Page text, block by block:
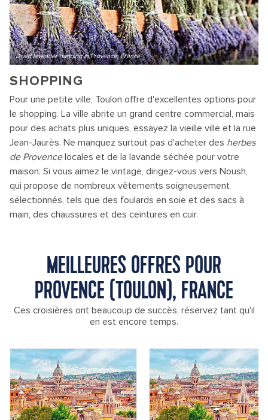
Dried lavender hanging in Provence, France
SHOPPING
Pour une petite ville, Toulon offre d'excellentes options pour
le shopping. La ville abrite un grand centre commercial, mais
pour des achats plus uniques, essayez la vieille ville et la rue
Jean-Jaurès. Ne manquez surtout pas d'acheter des herbes
de Provencelocales et de la lavande séchée pour votre
maison. Si vous aimez le vintage, dirigez-vous vers Noush,
qui propose de nombreux vêtements soigneusement
sélectionnés, tels que des foulards en soie et des sacs à
main, des chaussures et des ceintures en cuir.
MEILLEURES OFFRES POUR
PROVENCE (TOULON), FRANCE
Ces croisières ont beaucoup de succès, réservez tant qu'il
en est encore temps.